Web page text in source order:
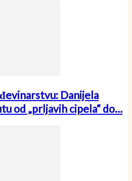
Danijela
od „prljavih cipela“ do…